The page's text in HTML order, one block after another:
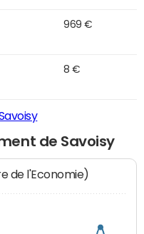
969 €
8 €
de Savoisy
de l'Economie)